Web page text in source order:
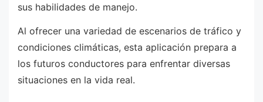
sus habilidades de manejo.
Al ofrecer una variedad de escenarios de tráfico y
condiciones climáticas, esta aplicación prepara a
los futuros conductores para enfrentar diversas
situaciones en la vida real.